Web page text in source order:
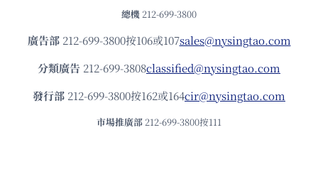
總機 212-699-3800
廣告部212-699-3800按106或107sales@nysingtao.com
分類廣告 212-699-3808classified@nysingtao.com
發⾏部 212-699-3800按162或164cir@nysingtao.com
市場推廣部 212-699-3800按111